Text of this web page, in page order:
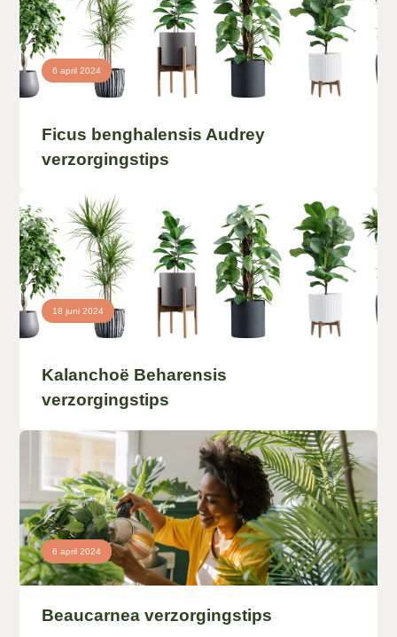
6 april 2024
Ficus benghalensis Audrey
verzorgingstips
18 juni 2024
Kalanchoë Beharensis
verzorgingstips
6 april 2024
Beaucarnea verzorgingstips